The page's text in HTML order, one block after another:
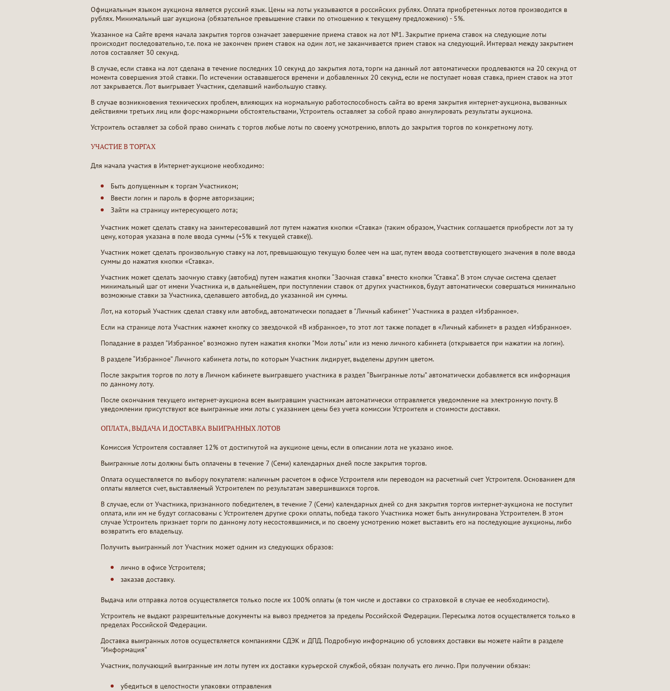
Официальным языком аукциона является русский язык. Цены на лоты указываются в российских рублях. Оплата приобретенных лотов производится в
рублях. Минимальный шаг аукциона (обязательное превышение ставки по отношению к текущему предложению) - 5%.
Указанное на Сайте время начала закрытия торгов означает завершение приема ставок на лот №1. Закрытие приема ставок на следующие лоты
происходит последовательно, т.е. пока не закончен прием ставок на один лот, не заканчивается прием ставок на следующий. Интервал между закрытием
лотов составляет 30 секунд.
В случае, если ставка на лот сделана в течение последних 10 секунд до закрытия лота, торги на данный лот автоматически продлеваются на 20 секунд от
момента совершения этой ставки. По истечении остававшегося времени и добавленных 20 секунд, если не поступает новая ставка, прием ставок на этот
лот закрывается. Лот выигрывает Участник, сделавший наибольшую ставку.
В случае возникновения технических проблем, влияющих на нормальную работоспособность сайта во время закрытия интернет-аукциона, вызванных
действиями третьих лиц или форс-мажорными обстоятельствами, Устроитель оставляет за собой право аннулировать результаты аукциона.
Устроитель оставляет за собой право снимать с торгов любые лоты по своему усмотрению, вплоть до закрытия торгов по конкретному лоту.
УЧАСТИЕ В ТОРГАХ
Для начала участия в Интернет-аукционе необходимо:
Быть допущенным к торгам Участником;
Ввести логин и пароль в форме авторизации;
Зайти на страницу интересующего лота;
Участник может сделать ставку на заинтересовавший лот путем нажатия кнопки «Ставка» (таким образом, Участник соглашается приобрести лот за ту
цену, которая указана в поле ввода суммы (+5% к текущей ставке)).
Участник может сделать произвольную ставку на лот, превышающую текущую более чем на шаг, путем ввода соответствующего значения в поле ввода
суммы до нажатия кнопки «Ставка».
Участник может сделать заочную ставку (автобид) путем нажатия кнопки “Заочная ставка” вместо кнопки “Ставка”. В этом случае система сделает
минимальный шаг от имени Участника и, в дальнейшем, при поступлении ставок от других участников, будут автоматически совершаться минимально
возможные ставки за Участника, сделавшего автобид, до указанной им суммы.
Лот, на который Участник сделал ставку или автобид, автоматически попадает в "Личный кабинет" Участника в раздел «Избранное».
Если на странице лота Участник нажмет кнопку со звездочкой «В избранное», то этот лот также попадет в «Личный кабинет» в раздел «Избранное».
Попадание в раздел "Избранное" возможно путем нажатия кнопки "Мои лоты" или из меню личного кабинета (открывается при нажатии на логин).
В разделе “Избранное” Личного кабинета лоты, по которым Участник лидирует, выделены другим цветом.
После закрытия торгов по лоту в Личном кабинете выигравшего участника в раздел “Выигранные лоты” автоматически добавляется вся информация
по данному лоту.
После окончания текущего интернет-аукциона всем выигравшим участникам автоматически отправляется уведомление на электронную почту. В
уведомлении присутствуют все выигранные ими лоты с указанием цены без учета комиссии Устроителя и стоимости доставки.
ОПЛАТА, ВЫДАЧА И ДОСТАВКА ВЫИГРАННЫХ ЛОТОВ
Комиссия Устроителя составляет 12% от достигнутой на аукционе цены, если в описании лота не указано иное.
Выигранные лоты должны быть оплачены в течение 7 (Семи) календарных дней после закрытия торгов.
Оплата осуществляется по выбору покупателя: наличным расчетом в офисе Устроителя или переводом на расчетный счет Устроителя. Основанием для
оплаты является счет, выставляемый Устроителем по результатам завершившихся торгов.
В случае, если от Участника, признанного победителем, в течение 7 (Семи) календарных дней со дня закрытия торгов интернет-аукциона не поступит
оплата, или им не будут согласованы с Устроителем другие сроки оплаты, победа такого Участника может быть аннулирована Устроителем. В этом
случае Устроитель признает торги по данному лоту несостоявшимися, и по своему усмотрению может выставить его на последующие аукционы, либо
возвратить его владельцу.
Получить выигранный лот Участник может одним из следующих образов:
лично в офисе Устроителя;
заказав доставку.
Выдача или отправка лотов осуществляется только после их 100% оплаты (в том числе и доставки со страховкой в случае ее необходимости).
Устроитель не выдают разрешительные документы на вывоз предметов за пределы Российской Федерации. Пересылка лотов осуществляется только в
пределах Российской Федерации.
Доставка выигранных лотов осуществляется компаниями СДЭК и ДПД. Подробную информацию об условиях доставки вы можете найти в разделе
"Информация"
Участник, получающий выигранные им лоты путем их доставки курьерской службой, обязан получать его лично. При получении обязан:
убедиться в целостности упаковки отправления